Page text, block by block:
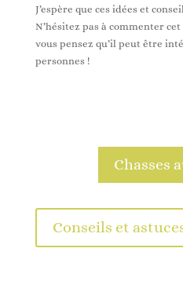
J’espère que ces idées et
N’hésitez pas à commenter
vous pensez qu’il peut être
personnes !
Chasses
Conseils et